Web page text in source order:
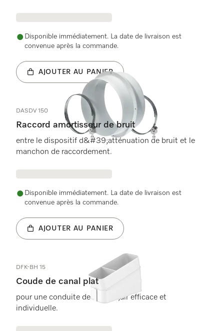
Disponible immédiatement. La date de livraison est
convenue après la commande.
AJOUTER AU PANIER
DASDV 150
Raccord amortisseur de bruit
entre le dispositif d&#39;atténuation de bruit et le
manchon de raccordement.
Disponible immédiatement. La date de livraison est
convenue après la commande.
AJOUTER AU PANIER
DFK-BH 15
Coude de canal plat
pour une conduite de l&apos;air efficace et
individuelle.